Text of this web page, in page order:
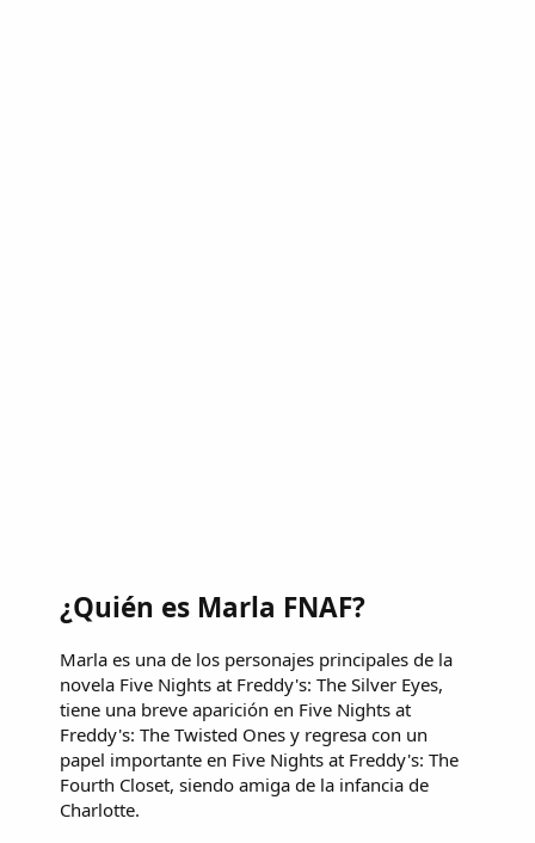
¿Quién es Marla FNAF?
Marla es una de los personajes principales de la
novela Five Nights at Freddy's: The Silver Eyes,
tiene una breve aparición en Five Nights at
Freddy's: The Twisted Ones y regresa con un
papel importante en Five Nights at Freddy's: The
Fourth Closet, siendo amiga de la infancia de
Charlotte.